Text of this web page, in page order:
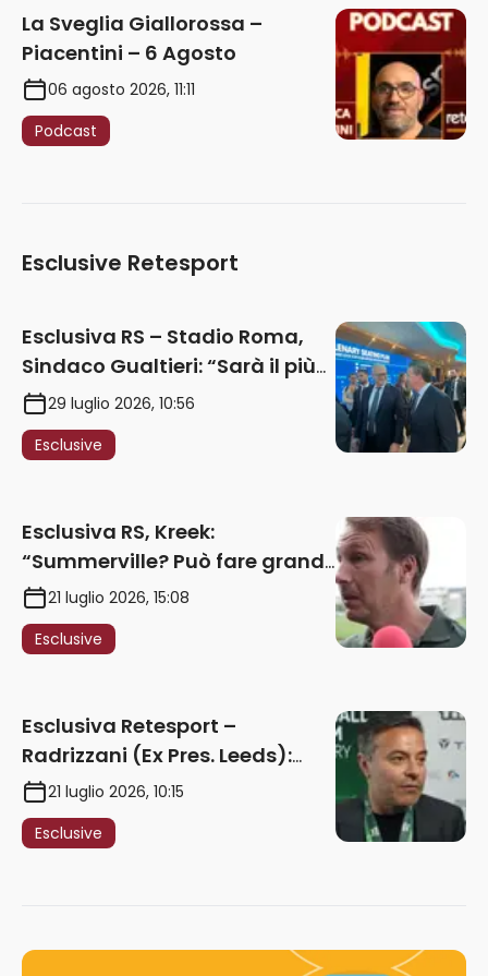
La Sveglia Giallorossa –
Piacentini – 6 Agosto
06 agosto 2026, 11:11
Podcast
Esclusive Retesport
Esclusiva RS – Stadio Roma,
Sindaco Gualtieri: “Sarà il più
iconico del mondo. Assoluta
unità politica. Prima pietra nel
2027. Ricorsi strumentali?
29 luglio 2026, 10:56
Esclusive
Esclusiva RS, Kreek:
“Summerville? Può fare grandi
cose in Serie A. Godts deve
maturare esperienza per
giocare nella Roma”
21 luglio 2026, 15:08
Esclusive
Esclusiva Retesport –
Radrizzani (Ex Pres. Leeds):
“Summerville ragazzo
speciale, in Italia con Gasp
può esplodere
21 luglio 2026, 10:15
Esclusive